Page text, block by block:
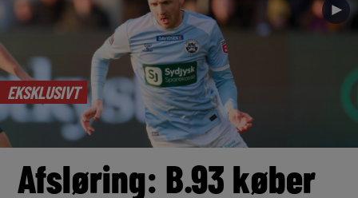
EKSKLUSIVT
►
Afsløring: B.93 køber